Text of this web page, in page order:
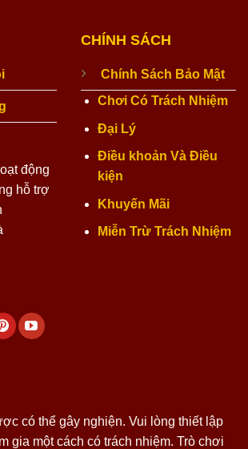
động
hỗ trợ
CHÍNH SÁCH
Chính Sách Bảo Mật
Chơi Có Trách Nhiệm
Đại Lý
Điều khoản Và Điều
kiện
Khuyến Mãi
Miễn Trừ Trách Nhiệm
có thể gây nghiện. Vui lòng thiết lập
gia một cách có trách nhiệm. Trò chơi